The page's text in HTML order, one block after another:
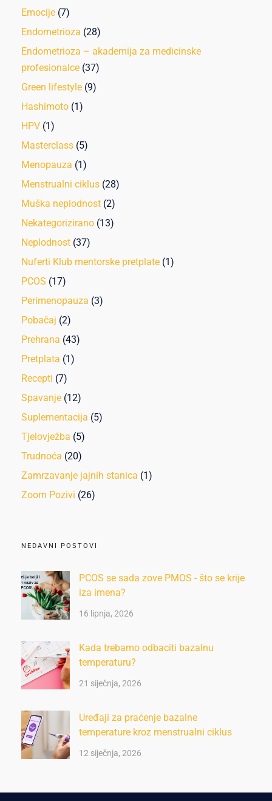
Emocije (7)
Endometrioza (28)
Endometrioza – akademija za medicinske
profesionalce (37)
Green lifestyle (9)
Hashimoto (1)
HPV (1)
Masterclass (5)
Menopauza (1)
Menstrualni ciklus (28)
Muška neplodnost (2)
Nekategorizirano (13)
Neplodnost (37)
Nuferti Klub mentorske pretplate (1)
PCOS (17)
Perimenopauza (3)
Pobačaj (2)
Prehrana (43)
Pretplata (1)
Recepti (7)
Spavanje (12)
Suplementacija (5)
Tjelovježba (5)
Trudnoća (20)
Zamrzavanje jajnih stanica (1)
Zoom Pozivi (26)
NEDAVNI POSTOVI
PCOS se sada zove PMOS - što se krije
iza imena?
16 lipnja, 2026
Kada trebamo odbaciti bazalnu
temperaturu?
21 siječnja, 2026
Uređaji za praćenje bazalne
temperature kroz menstrualni ciklus
12 siječnja, 2026